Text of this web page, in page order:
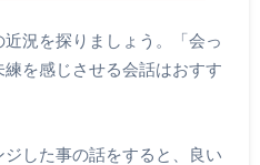
況を探りましょう。「会っ
を感じさせる会話はおすす
した事の話をすると、良い